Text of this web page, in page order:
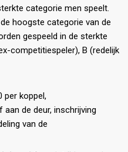
categorie men speelt.
hoogste categorie van de
gespeeld in de sterkte
competitiespeler), B (redelijk
per koppel,
de deur, inschrijving
van de